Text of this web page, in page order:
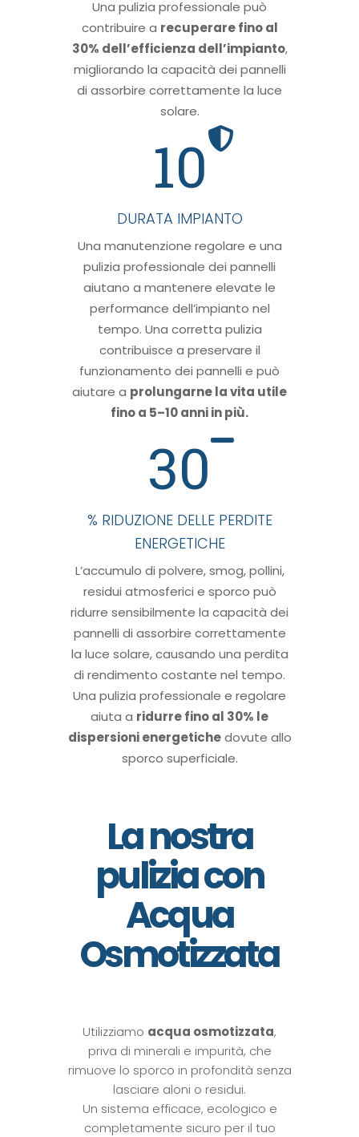
Una pulizia professionale può
contribuire a recuperare fino al
30% dell’efficienza dell’impianto,
migliorando la capacità dei pannelli
di assorbire correttamente la luce
solare.
10
DURATA IMPIANTO
Una manutenzione regolare e una
pulizia professionale dei pannelli
aiutano a mantenere elevate le
performance dell’impianto nel
tempo. Una corretta pulizia
contribuisce a preservare il
funzionamento dei pannelli e può
aiutare a prolungarne la vita utile
fino a 5–10 anni in più.
30
% RIDUZIONE DELLE PERDITE
ENERGETICHE
L’accumulo di polvere, smog, pollini,
residui atmosferici e sporco può
ridurre sensibilmente la capacità dei
pannelli di assorbire correttamente
la luce solare, causando una perdita
di rendimento costante nel tempo.
Una pulizia professionale e regolare
aiuta a ridurre fino al 30% le
dispersioni energetichedovute allo
sporco superficiale.
La nostra
pulizia con
Acqua
Osmotizzata
Utilizziamo acqua osmotizzata,
priva di minerali e impurità, che
rimuove lo sporco in profondità senza
lasciare aloni o residui.
Un sistema efficace, ecologico e
completamente sicuro per il tuo